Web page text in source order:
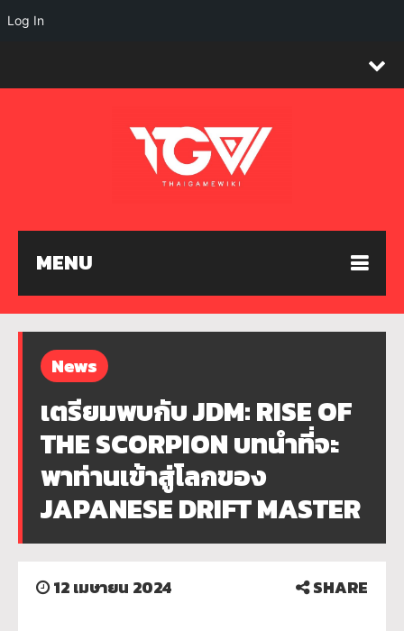
MENU
News
เตรียมพบกับ JDM: RISE OF
THE SCORPION บทนำที่จะ
พาท่านเข้าสู่โลกของ
JAPANESE DRIFT MASTER
12 เมษายน 2024 SHARE
Log In